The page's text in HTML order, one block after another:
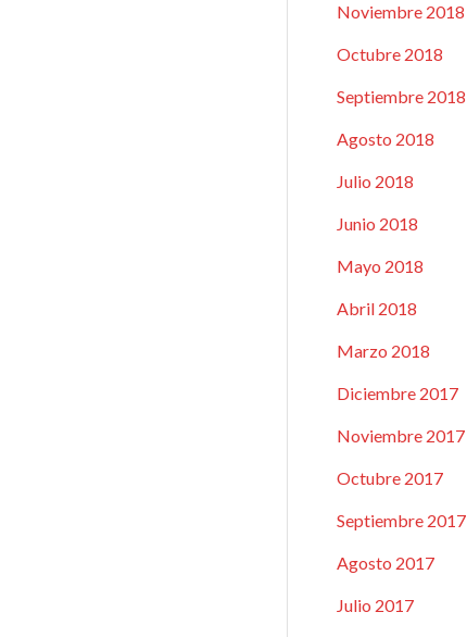
Noviembre 2018
Octubre 2018
Septiembre 2018
Agosto 2018
Julio 2018
Junio 2018
Mayo 2018
Abril 2018
Marzo 2018
Diciembre 2017
Noviembre 2017
Octubre 2017
Septiembre 2017
Agosto 2017
Julio 2017